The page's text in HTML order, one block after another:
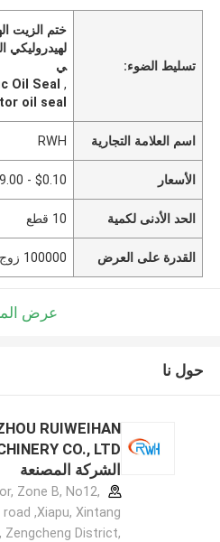
تسليط الضوء:
لهيدروليكي
ي
,
Oil Seal
oil seal
اسم العلامة التجارية RWH
الأسعار $0.10 - $9.00/Pieces
الحد الأدنى لكمية 10 قطع
القدرة على العرض 100000 زوج / أزواج في الشهر
عرض
حول نا
RUIWEIHAN
الشركة المصنعة
Zone B, No12,
,Xiapu, Xintang
Zengcheng District,